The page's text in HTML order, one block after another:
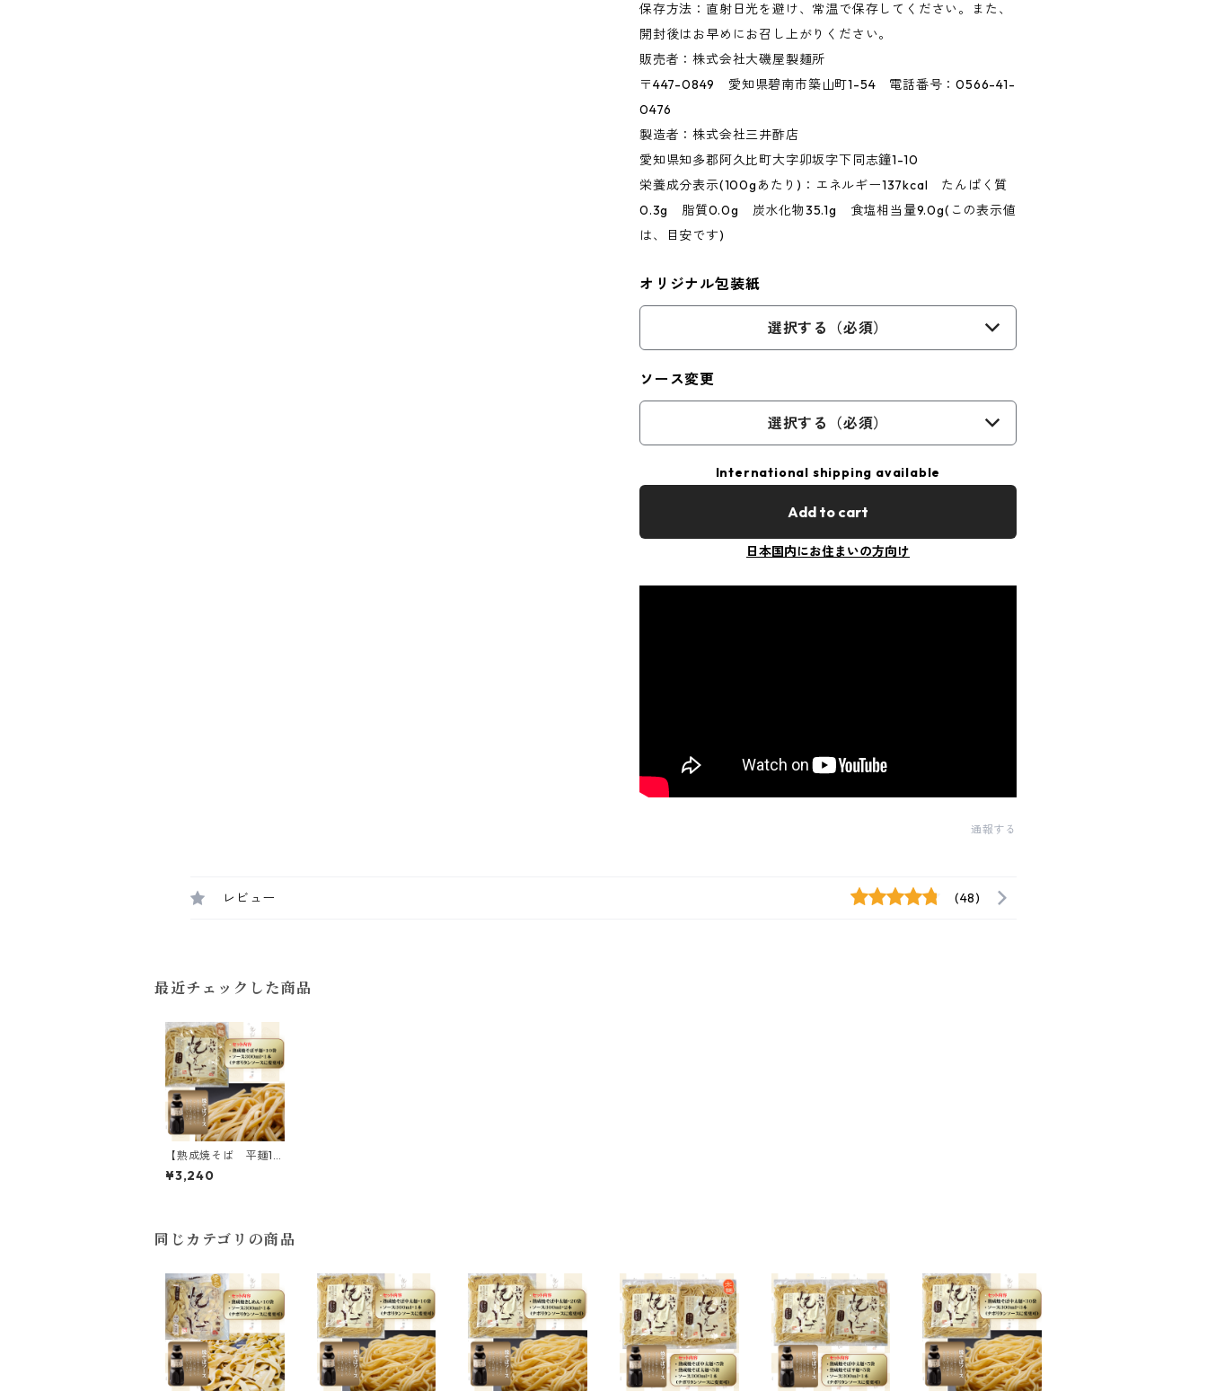
保存方法：直射日光を避け、常温で保存してください。また、
開封後はお早めにお召し上がりください。
販売者：株式会社大磯屋製麺所
〒447-0849 愛知県碧南市築山町1-54 電話番号：0566-41-
0476
製造者：株式会社三井酢店
愛知県知多郡阿久比町大字卯坂字下同志鐘1-10
栄養成分表示(100gあたり)：エネルギー137kcal たんぱく質
0.3g 脂質0.0g 炭水化物35.1g 食塩相当量9.0g(この表示値
は、目安です)
オリジナル包装紙
選択する（必須）
ソース変更
選択する（必須）
International shipping available
Add to cart
日本国内にお住まいの方向け
通報する
レビュー (48)
最近チェックした商品
【熟成焼そば 平麺10
食セット】平麺10袋、
300mlソース1本付
¥3,240
同じカテゴリの商品